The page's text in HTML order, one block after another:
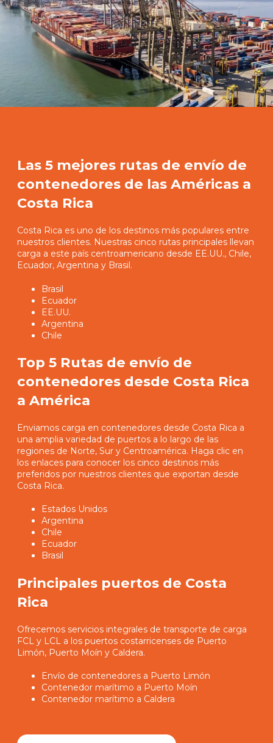
Las 5 mejores rutas de envío de
contenedores de las Américas a
Costa Rica
Costa Rica es uno de los destinos más populares entre
nuestros clientes. Nuestras cinco rutas principales llevan
carga a este país centroamericano desde EE.UU., Chile,
Ecuador, Argentina y Brasil.
Brasil
Ecuador
EE.UU.
Argentina
Chile
Top 5 Rutas de envío de
contenedores desde Costa Rica
a América
Enviamos carga en contenedores desde Costa Rica a
una amplia variedad de puertos a lo largo de las
regiones de Norte, Sur y Centroamérica. Haga clic en
los enlaces para conocer los cinco destinos más
preferidos por nuestros clientes que exportan desde
Costa Rica.
Estados Unidos
Argentina
Chile
Ecuador
Brasil
Principales puertos de Costa
Rica
Ofrecemos servicios integrales de transporte de carga
FCL y LCL a los puertos costarricenses de Puerto
Limón, Puerto Moín y Caldera.
Envío de contenedores a Puerto Limón
Contenedor marítimo a Puerto Moín
Contenedor marítimo a Caldera